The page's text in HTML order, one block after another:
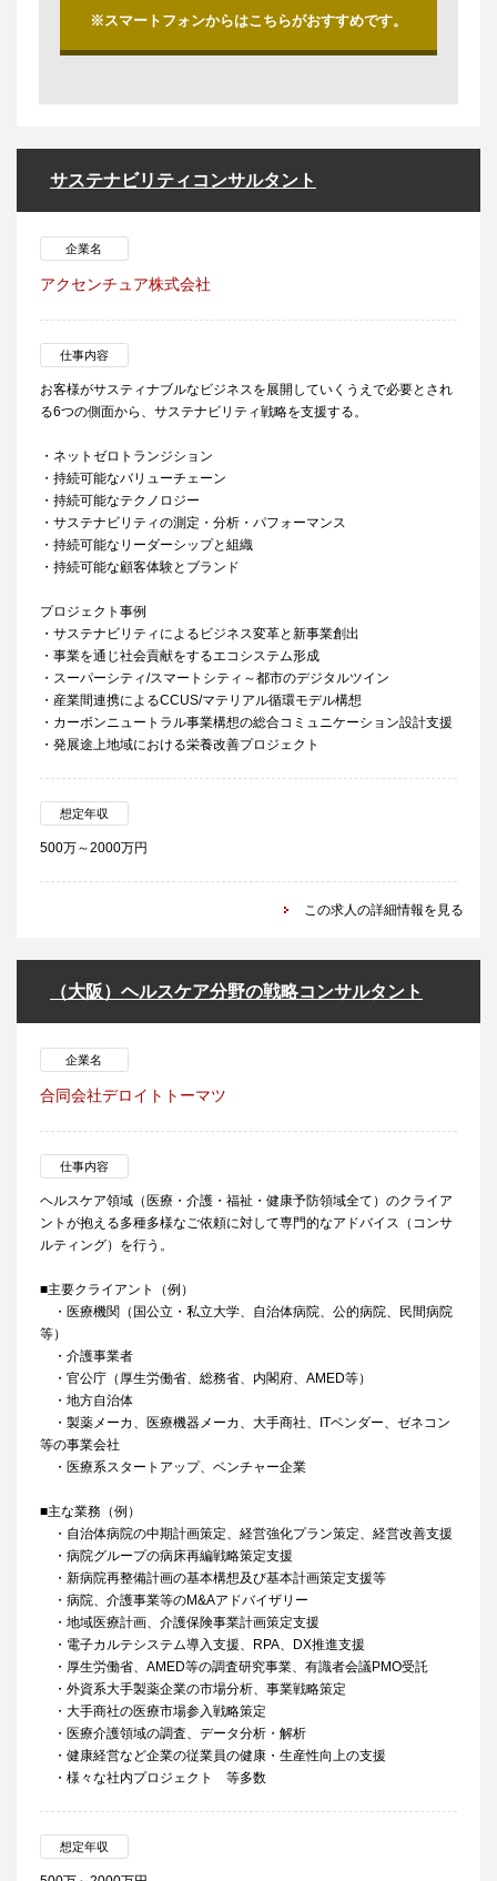
※スマートフォンからはこちらがおすすめです。
サステナビリティコンサルタント
企業名
アクセンチュア株式会社
仕事内容
お客様がサスティナブルなビジネスを展開していくうえで必要とされ
る6つの側面から、サステナビリティ戦略を支援する。
・ネットゼロトランジション
・持続可能なバリューチェーン
・持続可能なテクノロジー
・サステナビリティの測定・分析・パフォーマンス
・持続可能なリーダーシップと組織
・持続可能な顧客体験とブランド
プロジェクト事例
・サステナビリティによるビジネス変革と新事業創出
・事業を通じ社会貢献をするエコシステム形成
・スーパーシティ/スマートシティ～都市のデジタルツイン
・産業間連携によるCCUS/マテリアル循環モデル構想
・カーボンニュートラル事業構想の総合コミュニケーション設計支援
・発展途上地域における栄養改善プロジェクト
想定年収
500万～2000万円
この求人の詳細情報を見る
（大阪）ヘルスケア分野の戦略コンサルタント
企業名
合同会社デロイトトーマツ
仕事内容
ヘルスケア領域（医療・介護・福祉・健康予防領域全て）のクライア
ントが抱える多種多様なご依頼に対して専門的なアドバイス（コンサ
ルティング）を行う。
■主要クライアント（例）
・医療機関（国公立・私立大学、自治体病院、公的病院、民間病院
等）
・介護事業者
・官公庁（厚生労働省、総務省、内閣府、AMED等）
・地方自治体
・製薬メーカ、医療機器メーカ、大手商社、ITベンダー、ゼネコン
等の事業会社
・医療系スタートアップ、ベンチャー企業
■主な業務（例）
・自治体病院の中期計画策定、経営強化プラン策定、経営改善支援
・病院グループの病床再編戦略策定支援
・新病院再整備計画の基本構想及び基本計画策定支援等
・病院、介護事業等のM&Aアドバイザリー
・地域医療計画、介護保険事業計画策定支援
・電子カルテシステム導入支援、RPA、DX推進支援
・厚生労働省、AMED等の調査研究事業、有識者会議PMO受託
・外資系大手製薬企業の市場分析、事業戦略策定
・大手商社の医療市場参入戦略策定
・医療介護領域の調査、データ分析・解析
・健康経営など企業の従業員の健康・生産性向上の支援
・様々な社内プロジェクト 等多数
想定年収